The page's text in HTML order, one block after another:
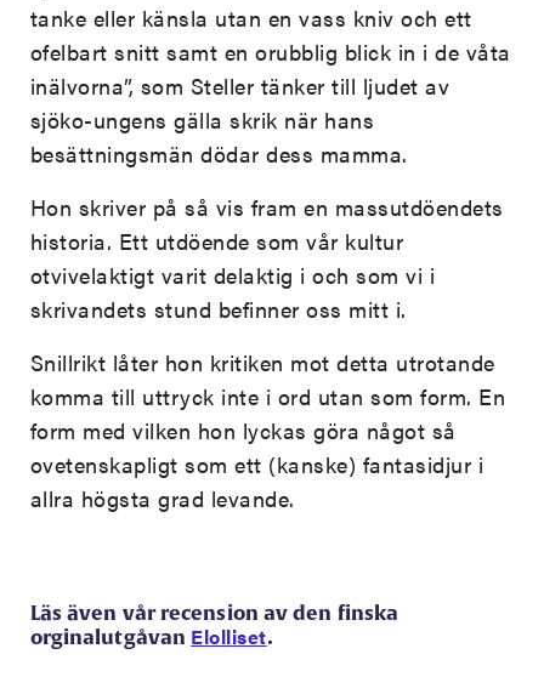
tanke eller känsla utan en vass kniv och ett
ofelbart snitt samt en orubblig blick in i de våta
inälvorna”, som Steller tänker till ljudet av
sjöko-ungens gälla skrik när hans
besättningsmän dödar dess mamma.
Hon skriver på så vis fram en massutdöendets
historia. Ett utdöende som vår kultur
otvivelaktigt varit delaktig i och som vi i
skrivandets stund befinner oss mitt i.
Snillrikt låter hon kritiken mot detta utrotande
komma till uttryck inte i ord utan som form. En
form med vilken hon lyckas göra något så
ovetenskapligt som ett (kanske) fantasidjur i
allra högsta grad levande.
Läs även vår recension av den finska
orginalutgåvan Elolliset.